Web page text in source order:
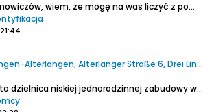
wiem, że mogę na was liczyć z pomocą, dlatego proszę was o pomoc w identyfikacji tych trzech kapsli. W odniesieniu do kapsli 717 oraz 726, jedynie mam
Niemcy, Erlangen-Alterlangen, Alterlanger Straße 6, Drei Linden/Krapp Bräu
Alterlangen to dzielnica niskiej jednorodzinnej zabudowy w postaci stylowych domów o czerwonych, spadzistych dachach otoczonych zielenią. Leży po drugiej stronie rzeki Regnitz niż centrum Erlangen. Z dworca kolejowego do restauracji Drei Linden piechotą jest 1,7 km. Trasa wiedzie dwoma mostami...